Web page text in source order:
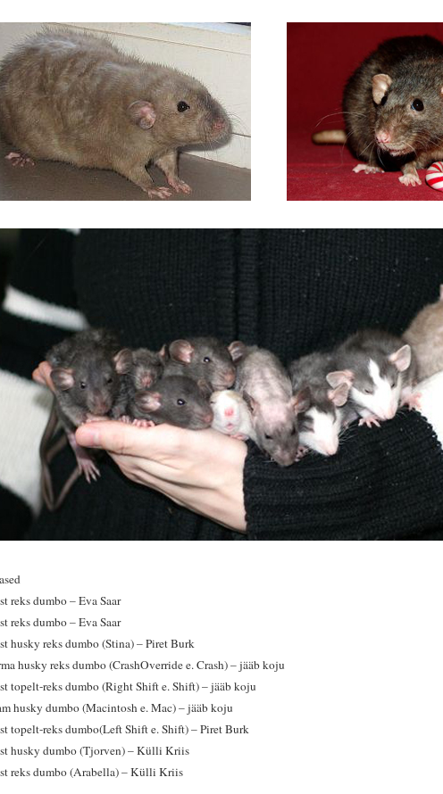
reks dumbo – Eva Saar
reks dumbo – Eva Saar
husky reks dumbo (Stina) – Piret Burk
husky reks dumbo (CrashOverride e. Crash) – jääb koju
topelt-reks dumbo (Right Shift e. Shift) – jääb koju
husky dumbo (Macintosh e. Mac) – jääb koju
topelt-reks dumbo(Left Shift e. Shift) – Piret Burk
husky dumbo (Tjorven) – Külli Kriis
reks dumbo (Arabella) – Külli Kriis